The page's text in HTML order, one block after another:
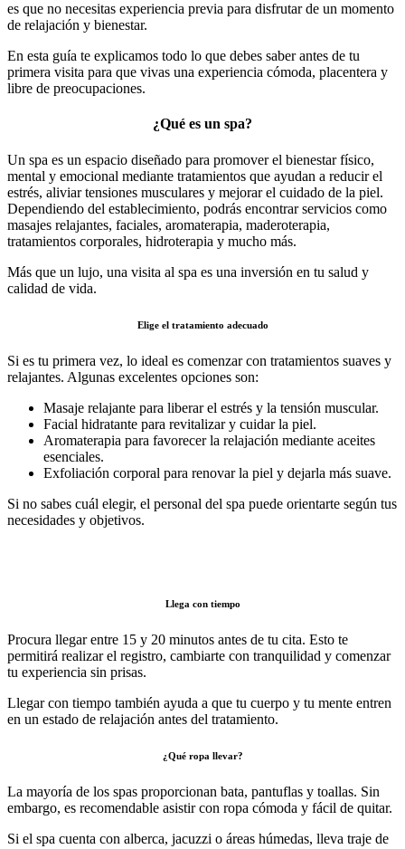
es que no necesitas experiencia previa para disfrutar de un momento
de relajación y bienestar.
En esta guía te explicamos todo lo que debes saber antes de tu
primera visita para que vivas una experiencia cómoda, placentera y
libre de preocupaciones.
¿Qué es un spa?
Un spa es un espacio diseñado para promover el bienestar físico,
mental y emocional mediante tratamientos que ayudan a reducir el
estrés, aliviar tensiones musculares y mejorar el cuidado de la piel.
Dependiendo del establecimiento, podrás encontrar servicios como
masajes relajantes, faciales, aromaterapia, maderoterapia,
tratamientos corporales, hidroterapia y mucho más.
Más que un lujo, una visita al spa es una inversión en tu salud y
calidad de vida.
Elige el tratamiento adecuado
Si es tu primera vez, lo ideal es comenzar con tratamientos suaves y
relajantes. Algunas excelentes opciones son:
Masaje relajante para liberar el estrés y la tensión muscular.
Facial hidratante para revitalizar y cuidar la piel.
Aromaterapia para favorecer la relajación mediante aceites
esenciales.
Exfoliación corporal para renovar la piel y dejarla más suave.
Si no sabes cuál elegir, el personal del spa puede orientarte según tus
necesidades y objetivos.
Llega con tiempo
Procura llegar entre 15 y 20 minutos antes de tu cita. Esto te
permitirá realizar el registro, cambiarte con tranquilidad y comenzar
tu experiencia sin prisas.
Llegar con tiempo también ayuda a que tu cuerpo y tu mente entren
en un estado de relajación antes del tratamiento.
¿Qué ropa llevar?
La mayoría de los spas proporcionan bata, pantuflas y toallas. Sin
embargo, es recomendable asistir con ropa cómoda y fácil de quitar.
Si el spa cuenta con alberca, jacuzzi o áreas húmedas, lleva traje de